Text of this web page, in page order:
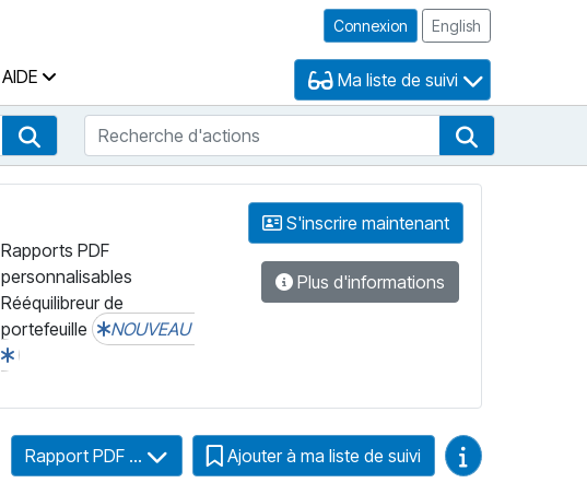
Connexion English
AIDE Ma liste de suivi
Recherche de FNB
Recherche d'actions
Rapports PDF
personnalisables
Rééquilibreur de
portefeuille
NOUVEAU
S'inscrire maintenant
Plus d'informations
Rapport PDF ... Ajouter à ma liste de suivi Guides vidéo